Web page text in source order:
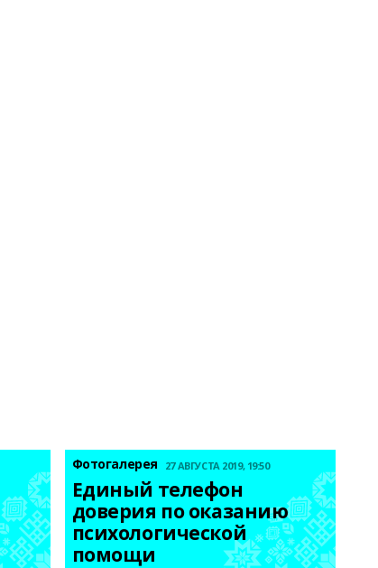
Фотогалерея 27 АВГУСТА 2019, 19:50
Единый телефон
доверия по оказанию
психологической
помощи